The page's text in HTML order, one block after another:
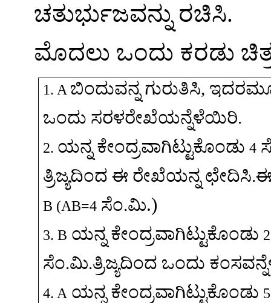
ಚತುರ್ಭುಜವನ್ನು ರಚಿಸಿ.
ಮೊದಲು ಒಂದು ಕರಡು
1. A ಬಿಂದುವನ್ನ ಗುರುತಿಸಿ,
ಒಂದು ಸರಳರೇಖೆಯನ್ನೆಳೆಯಿರಿ.
2. ಯನ್ನ ಕೇಂದ್ರವಾಗಿಟ್ಟುಕೊಂಡು 4
ತ್ರಿಜ್ಯದಿಂದ ಈ ರೇಖೆಯನ್ನ ಛೇದಿಸಿ.
B (AB=4 ಸೆಂ.ಮಿ.)
3. B ಯನ್ನ ಕೇಂದ್ರವಾಗಿಟ್ಟುಕೊಂಡು 2
ಸೆಂ.ಮಿ.ತ್ರಿಜ್ಯದಿಂದ ಒಂದು
4. A ಯನ್ನ ಕೇಂದ್ರವಾಗಿಟ್ಟುಕೊಂಡು 5